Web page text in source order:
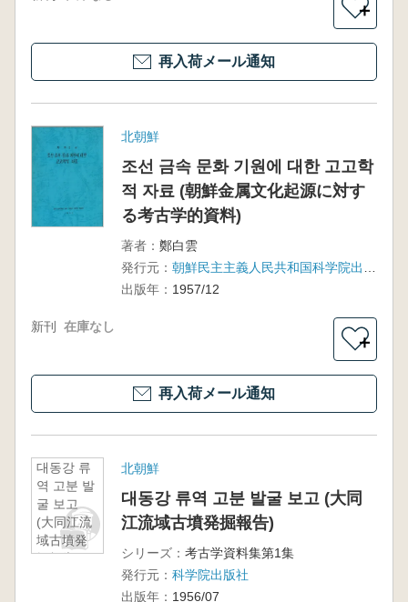
＋
再入荷メール通知
北朝鮮
조선 금속 문화 기원에 대한 고고학
적 자료 (朝鮮金属文化起源に対す
る考古学的資料)
著者： 鄭白雲
発行元：
出版年： 1957/12
新刊 在庫なし
＋
再入荷メール通知
대동강 류
역 고분 발
굴 보고
(大同江流
域古墳発
掘報告)
北朝鮮
대동강 류역 고분 발굴 보고 (大同
江流域古墳発掘報告)
シリーズ： 考古学資料集第1集
発行元： 科学院出版社
出版年： 1956/07